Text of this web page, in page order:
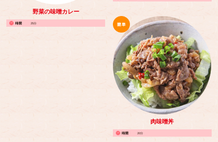
野菜の味噌カレー
25分
肉味噌丼
20分